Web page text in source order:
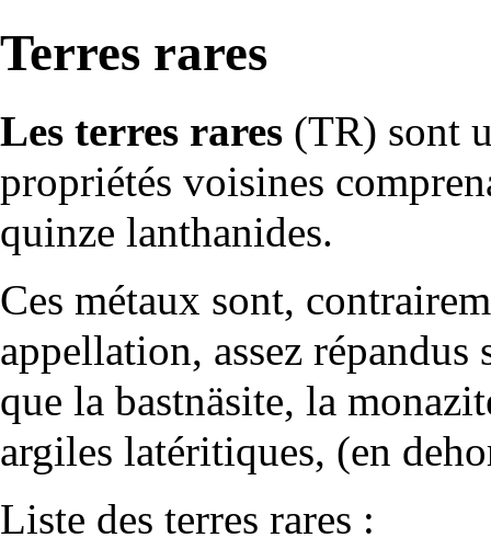
Terres rares
Les terres rares (TR) sont
propriétés voisines
quinze lanthanides.
Ces métaux sont,
appellation, assez répandus
que la bastnäsite, la
argiles latéritiques, (en
Liste des terres rares :